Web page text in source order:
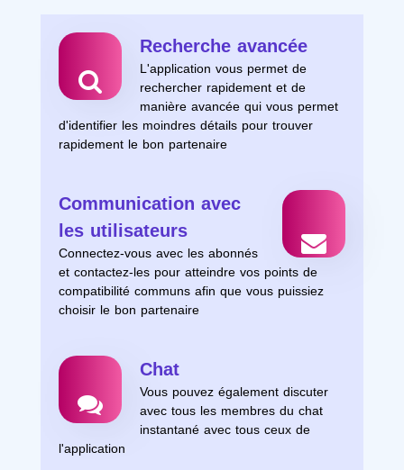
Recherche avancée
L'application vous permet de
rechercher rapidement et de
manière avancée qui vous permet
d'identifier les moindres détails pour trouver
rapidement le bon partenaire
Communication avec
les utilisateurs
Connectez-vous avec les abonnés
et contactez-les pour atteindre vos points de
compatibilité communs afin que vous puissiez
choisir le bon partenaire
Chat
Vous pouvez également discuter
avec tous les membres du chat
instantané avec tous ceux de
l'application